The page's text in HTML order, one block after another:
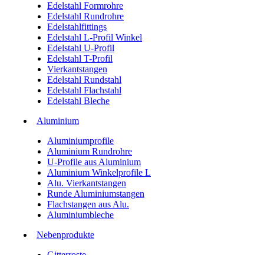
Edelstahl Formrohre
Edelstahl Rundrohre
Edelstahlfittings
Edelstahl L-Profil Winkel
Edelstahl U-Profil
Edelstahl T-Profil
Vierkantstangen
Edelstahl Rundstahl
Edelstahl Flachstahl
Edelstahl Bleche
Aluminium
Aluminiumprofile
Aluminium Rundrohre
U-Profile aus Aluminium
Aluminium Winkelprofile L
Alu. Vierkantstangen
Runde Aluminiumstangen
Flachstangen aus Alu.
Aluminiumbleche
Nebenprodukte